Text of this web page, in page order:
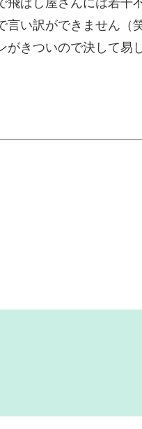
ばし屋さんには若干
い訳ができません（笑
がきついので決して易